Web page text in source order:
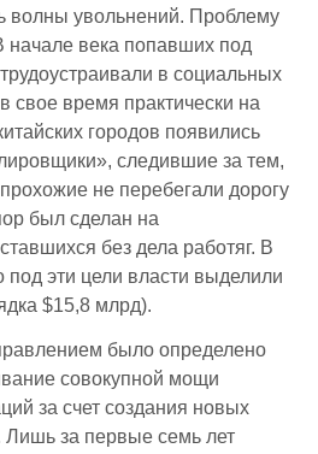
волны увольнений. Проблему
начале века попавших под
в социальных
свое время практически на
городов появились
следившие за тем,
не перебегали дорогу
был сделан на
без дела работяг. В
под эти цели власти выделили
$15,8 млрд).
было определено
совокупной мощи
за счет создания новых
Лишь за первые семь лет